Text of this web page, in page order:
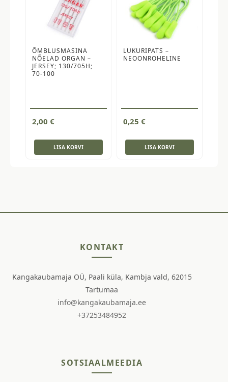
ÕMBLUSMASINA
NÕELAD ORGAN –
JERSEY; 130/705H;
70-100
2,00 €
LISA KORVI
LUKURIPATS –
NEOONROHELINE
0,25 €
LISA KORVI
KONTAKT
Kangakaubamaja OÜ, Paali küla, Kambja vald, 62015
Tartumaa
info@kangakaubamaja.ee
+37253484952
SOTSIAALMEEDIA